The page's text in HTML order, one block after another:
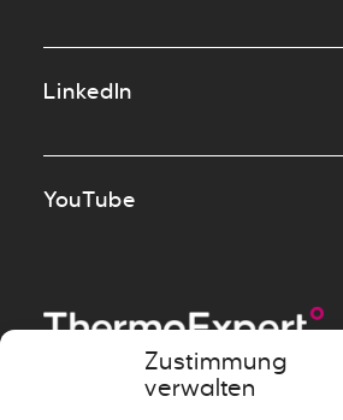
Zustimmung
verwalten
LinkedIn
YouTube